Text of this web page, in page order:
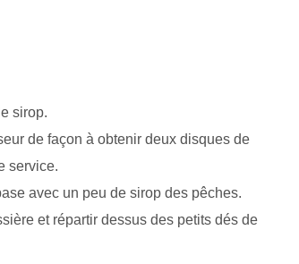
sirop.
de façon à obtenir deux disques de
service.
avec un peu de sirop des pêches.
et répartir dessus des petits dés de